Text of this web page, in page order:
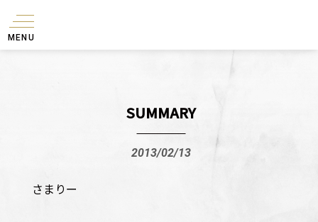
MENU
SUMMARY
2013/02/13
さまりー